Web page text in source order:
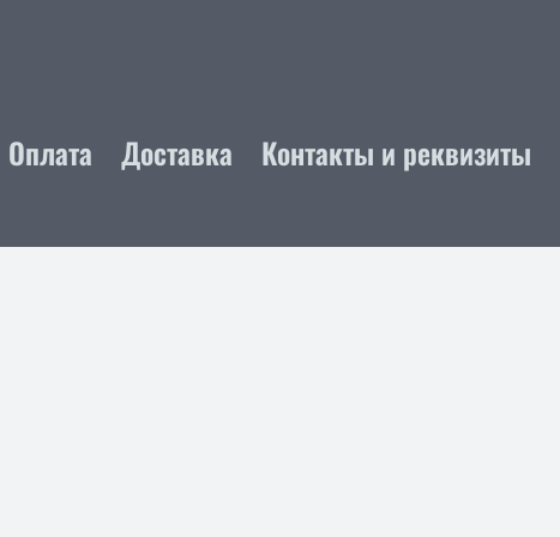
Оплата Доставка Контакты и реквизиты